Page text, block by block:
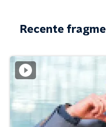
Recente